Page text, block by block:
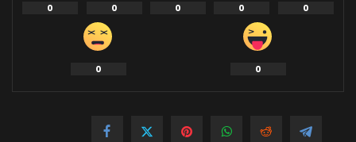
0 0 0 0 0
0 0